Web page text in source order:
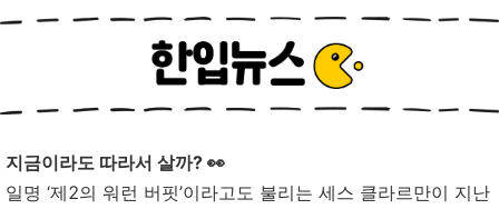
지금이라도 따라서 살까? 👀
일명 ‘제2의 워런 버핏’이라고도 불리는 세스 클라르만이 지난